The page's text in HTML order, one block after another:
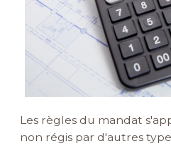
Les règles du mandat
non régis par d'autres